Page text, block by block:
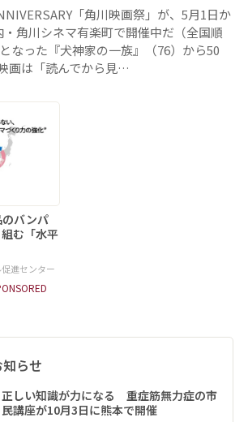
「角川映画祭」が、5月1日か
・角川シネマ有楽町で開催中だ（全国順
った『犬神家の一族』（76）から50
画は「読んでから見…
バンパ
む「水平
進センター
らせ
正しい知識が力になる 重症筋無力症の市
民講座が10月3日に熊本で開催